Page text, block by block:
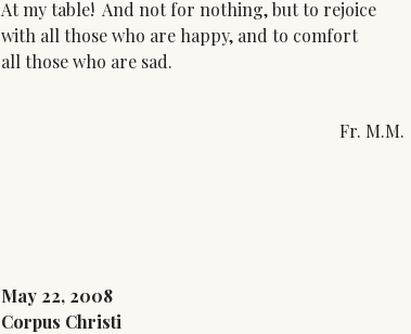
At my table! And not for nothing, but to rejoice
with all those who are happy, and to comfort
all those who are sad.
Fr. M.M.
May 22, 2008
Corpus Christi